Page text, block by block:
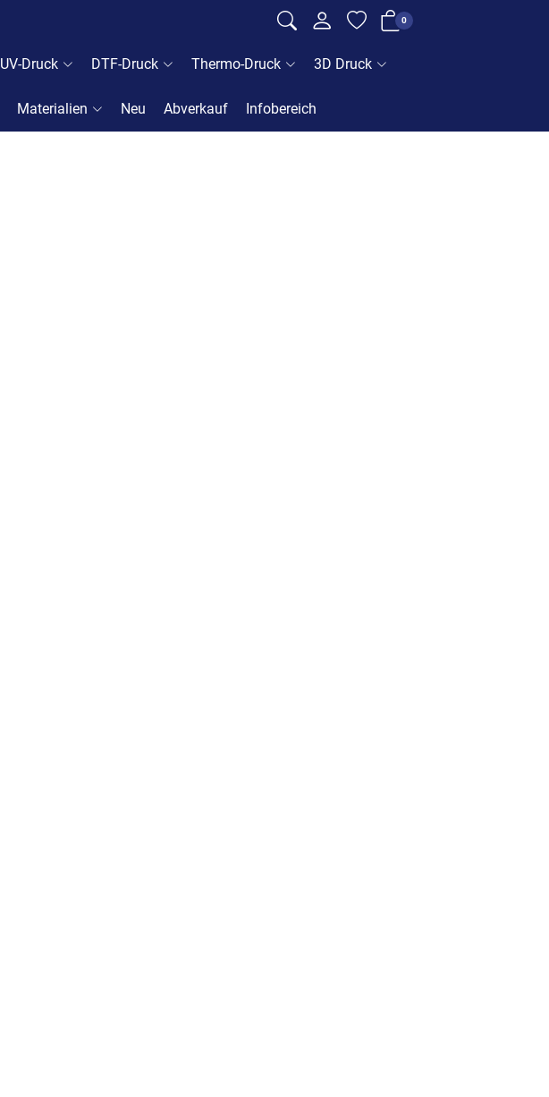
0
UV-Druck DTF-Druck Thermo-Druck 3D Druck
Materialien Neu Abverkauf Infobereich